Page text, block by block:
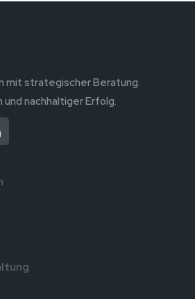
mit strategischer Beratung.
und nachhaltiger Erfolg.